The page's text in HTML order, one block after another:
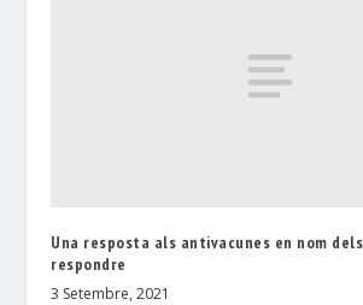
Una resposta als antivacunes en nom
respondre
3 Setembre, 2021